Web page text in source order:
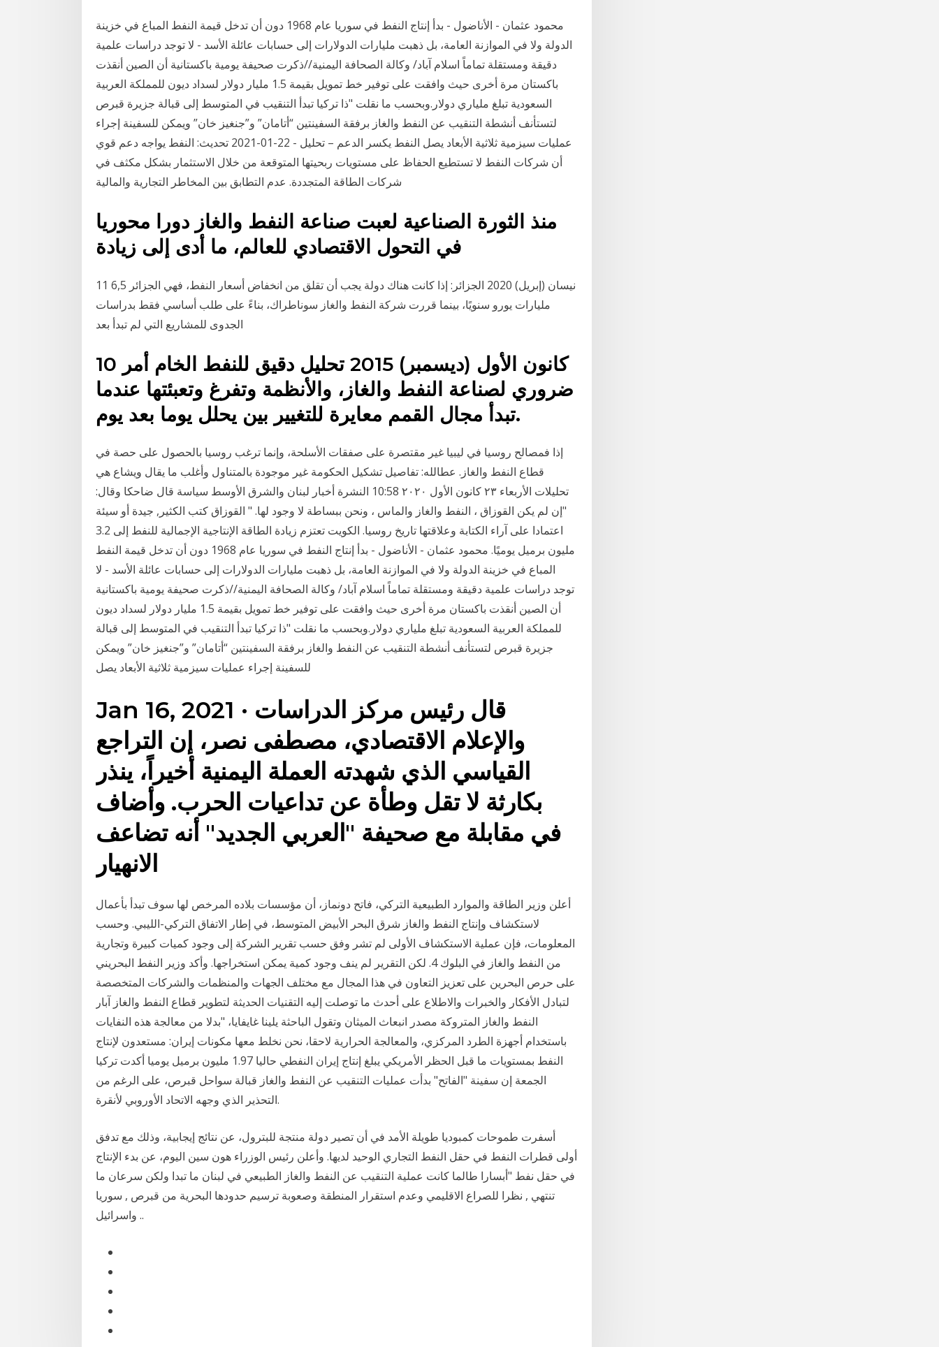
محمود عثمان - الأناضول - بدأ إنتاج النفط في سوريا عام 1968 دون أن تدخل قيمة النفط المباع في خزينة
الدولة ولا في الموازنة العامة، بل ذهبت مليارات الدولارات إلى حسابات عائلة الأسد - لا توجد دراسات علمية
دقيقة ومستقلة تماماً اسلام آباد/ وكالة الصحافة اليمنية//ذكرت صحيفة يومية باكستانية أن الصين أنقذت
باكستان مرة أخرى حيث وافقت على توفير خط تمويل بقيمة 1.5 مليار دولار لسداد ديون للمملكة العربية
السعودية تبلغ ملياري دولار.وبحسب ما نقلت "ذا تركيا تبدأ التنقيب في المتوسط إلى قبالة جزيرة قبرص
لتستأنف أنشطة التنقيب عن النفط والغاز برفقة السفينتين “أتامان” و”جنغيز خان” ويمكن للسفينة إجراء
عمليات سيزمية ثلاثية الأبعاد يصل النفط يكسر الدعم – تحليل - 22-01-2021 تحديث: النفط يواجه دعم قوي
أن شركات النفط لا تستطيع الحفاظ على مستويات ربحيتها المتوقعة من خلال الاستثمار بشكل مكثف في
شركات الطاقة المتجددة. عدم التطابق بين المخاطر التجارية والمالية
منذ الثورة الصناعية لعبت صناعة النفط والغاز دورا محوريا
في التحول الاقتصادي للعالم، ما أدى إلى زيادة
11 نيسان (إبريل) 2020 الجزائر: إذا كانت هناك دولة يجب أن تقلق من انخفاض أسعار النفط، فهي الجزائر 6,5
مليارات يورو سنويًا، بينما قررت شركة النفط والغاز سوناطراك، بناءً على طلب أساسي فقط بدراسات
الجدوى للمشاريع التي لم تبدأ بعد
10 كانون الأول (ديسمبر) 2015 تحليل دقيق للنفط الخام أمر
ضروري لصناعة النفط والغاز، والأنظمة وتفرغ وتعبئتها عندما
تبدأ مجال القمم معايرة للتغيير بين يحلل يوما بعد يوم.
إذا فمصالح روسيا في ليبيا غير مقتصرة على صفقات الأسلحة، وإنما ترغب روسيا بالحصول على حصة في
قطاع النفط والغاز. عطالله: تفاصيل تشكيل الحكومة غير موجودة بالمتناول وأغلب ما يقال ويشاع هي
تحليلات الأربعاء ٢٣ كانون الأول ٢٠٢٠ 10:58 النشرة أخبار لبنان والشرق الأوسط سياسة قال ضاحكا وقال:
"إن لم يكن القوزاق ، النفط والغاز والماس ، ونحن ببساطة لا وجود لها. " القوزاق كتب الكثير, جيدة أو سيئة
اعتمادا على آراء الكتابة وعلاقتها تاريخ روسيا. الكويت تعتزم زيادة الطاقة الإنتاجية الإجمالية للنفط إلى 3.2
مليون برميل يوميًا. محمود عثمان - الأناضول - بدأ إنتاج النفط في سوريا عام 1968 دون أن تدخل قيمة النفط
المباع في خزينة الدولة ولا في الموازنة العامة، بل ذهبت مليارات الدولارات إلى حسابات عائلة الأسد - لا
توجد دراسات علمية دقيقة ومستقلة تماماً اسلام آباد/ وكالة الصحافة اليمنية//ذكرت صحيفة يومية باكستانية
أن الصين أنقذت باكستان مرة أخرى حيث وافقت على توفير خط تمويل بقيمة 1.5 مليار دولار لسداد ديون
للمملكة العربية السعودية تبلغ ملياري دولار.وبحسب ما نقلت "ذا تركيا تبدأ التنقيب في المتوسط إلى قبالة
جزيرة قبرص لتستأنف أنشطة التنقيب عن النفط والغاز برفقة السفينتين “أتامان” و”جنغيز خان” ويمكن
للسفينة إجراء عمليات سيزمية ثلاثية الأبعاد يصل
Jan 16, 2021 · قال رئيس مركز الدراسات
والإعلام الاقتصادي، مصطفى نصر، إن التراجع
القياسي الذي شهدته العملة اليمنية أخيراً، ينذر
بكارثة لا تقل وطأة عن تداعيات الحرب. وأضاف
في مقابلة مع صحيفة "العربي الجديد" أنه تضاعف
الانهيار
أعلن وزير الطاقة والموارد الطبيعية التركي، فاتح دونماز، أن مؤسسات بلاده المرخص لها سوف تبدأ بأعمال
لاستكشاف وإنتاج النفط والغاز شرق البحر الأبيض المتوسط، في إطار الاتفاق التركي-الليبي. وحسب
المعلومات، فإن عملية الاستكشاف الأولى لم تشر وفق حسب تقرير الشركة إلى وجود كميات كبيرة وتجارية
من النفط والغاز في البلوك 4. لكن التقرير لم ينف وجود كمية يمكن استخراجها. وأكد وزير النفط البحريني
على حرص البحرين على تعزيز التعاون في هذا المجال مع مختلف الجهات والمنظمات والشركات المتخصصة
لتبادل الأفكار والخبرات والاطلاع على أحدث ما توصلت إليه التقنيات الحديثة لتطوير قطاع النفط والغاز آبار
النفط والغاز المتروكة مصدر انبعاث الميثان وتقول الباحثة يلينا غايفايا، "بدلا من معالجة هذه النفايات
باستخدام أجهزة الطرد المركزي، والمعالجة الحرارية لاحقا، نحن نخلط معها مكونات إيران: مستعدون لإنتاج
النفط بمستويات ما قبل الحظر الأمريكي يبلغ إنتاج إيران النفطي حاليا 1.97 مليون برميل يوميا أكدت تركيا
الجمعة إن سفينة "الفاتح" بدأت عمليات التنقيب عن النفط والغاز قبالة سواحل قبرص، على الرغم من
التحذير الذي وجهه الاتحاد الأوروبي لأنقرة.
أسفرت طموحات كمبوديا طويلة الأمد في أن تصير دولة منتجة للبترول، عن نتائج إيجابية، وذلك مع تدفق
أولى قطرات النفط في حقل النفط التجاري الوحيد لديها. وأعلن رئيس الوزراء هون سين اليوم، عن بدء الإنتاج
في حقل نفط "أبسارا طالما كانت عملية التنقيب عن النفط والغاز الطبيعي في لبنان ما تبدا ولكن سرعان ما
تنتهي , نظرا للصراع الاقليمي وعدم استقرار المنطقة وصعوبة ترسيم حدودها البحرية من قبرص , سوريا
واسرائيل ..